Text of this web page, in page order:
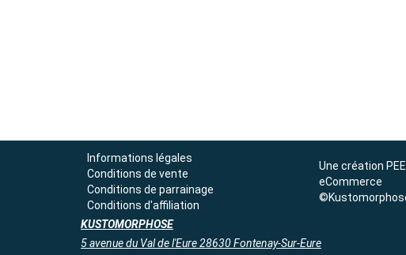
Informations légales
Conditions de vente
Conditions de parrainage
Conditions d'affiliation
Une création
eCommerce
KUSTOMORPHOSE
5 avenue du Val de l'Eure 28630 Fontenay-Sur-Eure